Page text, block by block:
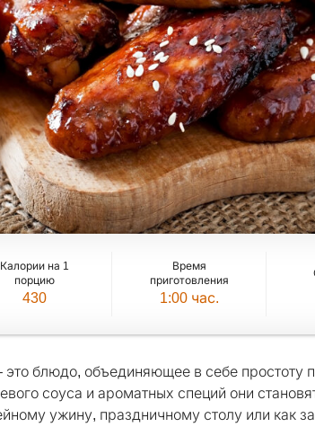
Калории на 1
порцию
430
Время
приготовления
1:00 час.
блюдо, объединяющее в себе простоту
соуса и ароматных специй они
ужину, праздничному столу или как